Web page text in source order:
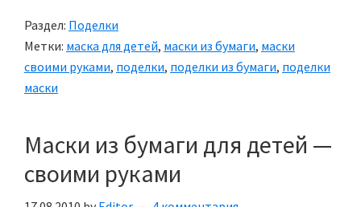
Раздел: Поделки
Метки: маска для детей, маски из бумаги, маски
своими руками, поделки, поделки из бумаги, поделки
маски
Маски из бумаги для детей —
своими руками